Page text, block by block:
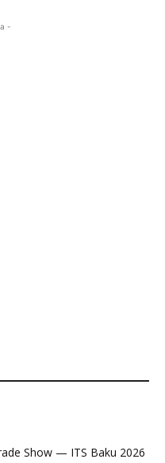
-
Show — ITS Baku 2026